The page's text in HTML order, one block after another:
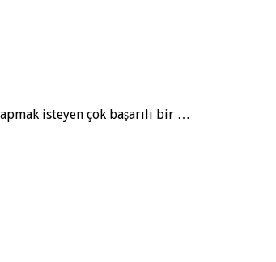
isteyen çok başarılı bir …